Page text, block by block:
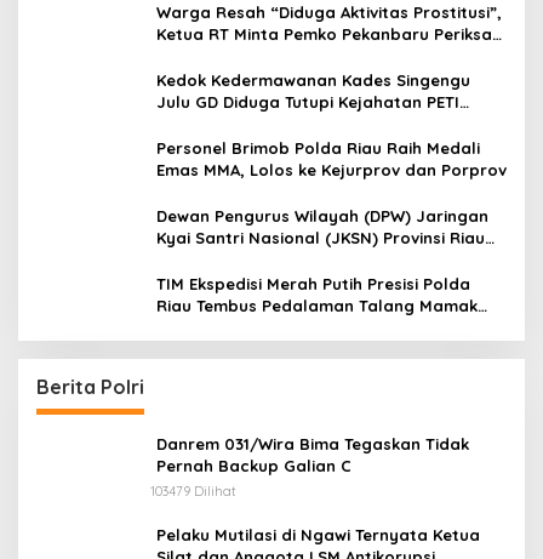
Warga Resah “Diduga Aktivitas Prostitusi”,
Ketua RT Minta Pemko Pekanbaru Periksa
Jalan Tanjung Datuk
Kedok Kedermawanan Kades Singengu
Julu GD Diduga Tutupi Kejahatan PETI
Personel Brimob Polda Riau Raih Medali
Emas MMA, Lolos ke Kejurprov dan Porprov
Dewan Pengurus Wilayah (DPW) Jaringan
Kyai Santri Nasional (JKSN) Provinsi Riau
audiensi ke Badan Kesatuan Bangsa dan
Politik (Kesbangpol) Provinsi Riau
TIM Ekspedisi Merah Putih Presisi Polda
Riau Tembus Pedalaman Talang Mamak
Berita Polri
Danrem 031/Wira Bima Tegaskan Tidak
Pernah Backup Galian C
103479 Dilihat
Pelaku Mutilasi di Ngawi Ternyata Ketua